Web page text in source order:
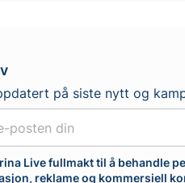
på siste nytt og
Live fullmakt til å behandle
reklame og kommersiell